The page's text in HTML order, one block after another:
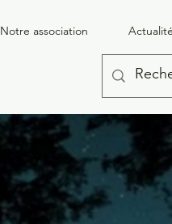
Notre association